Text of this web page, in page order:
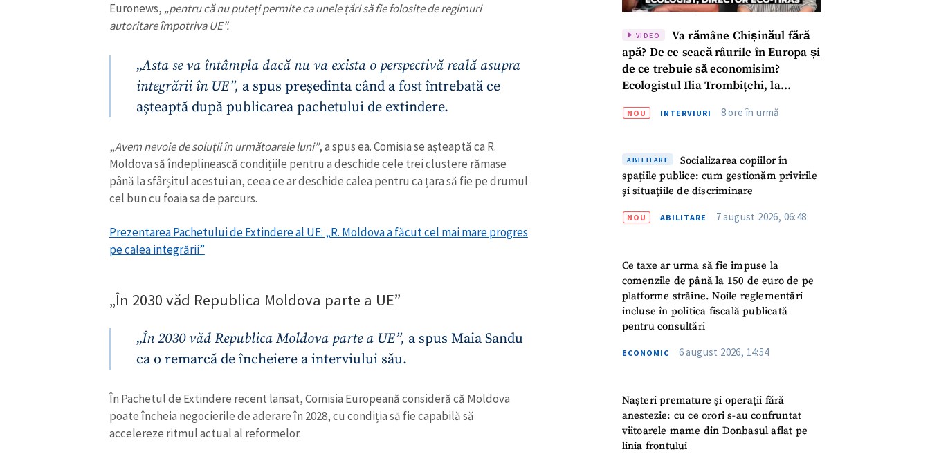
Euronews, „pentru că nu puteți permite ca unele țări să fie folosite de regimuri
autoritare împotriva UE”.
„Asta se va întâmpla dacă nu va exista o perspectivă reală asupra
integrării în UE”, a spus președinta când a fost întrebată ce
așteaptă după publicarea pachetului de extindere.
„Avem nevoie de soluții în următoarele luni”, a spus ea. Comisia se așteaptă ca R.
Moldova să îndeplinească condițiile pentru a deschide cele trei clustere rămase
până la sfârșitul acestui an, ceea ce ar deschide calea pentru ca țara să fie pe drumul
cel bun cu foaia sa de parcurs.
Prezentarea Pachetului de Extindere al UE: „R. Moldova a făcut cel mai mare progres
pe calea integrării”
„În 2030 văd Republica Moldova parte a UE”
„În 2030 văd Republica Moldova parte a UE”, a spus Maia Sandu
ca o remarcă de încheiere a interviului său.
În Pachetul de Extindere recent lansat, Comisia Europeană consideră că Moldova
poate încheia negocierile de aderare în 2028, cu condiția să fie capabilă să
accelereze ritmul actual al reformelor.
VIDEO
Va rămâne Chișinăul fără
apă? De ce seacă râurile în Europa și
de ce trebuie să economisim?
Ecologistul Ilia Trombițchi, la
NOU INTERVIURI 8 ore în urmă
ABILITARE
Socializarea copiilor în
spațiile publice: cum gestionăm privirile
și situațiile de discriminare
NOU ABILITARE 7 august 2026, 06:48
Ce taxe ar urma să fie impuse la
comenzile de până la 150 de euro de pe
platforme străine. Noile reglementări
incluse în politica fiscală publicată
pentru consultări
ECONOMIC 6 august 2026, 14:54
Nașteri premature și operații fără
anestezie: cu ce orori s-au confruntat
viitoarele mame din Donbasul aflat pe
linia frontului
Titlu știre + Adaugă titlu
Fotografie + Încarcă imagine
Link media + Link media
+ Emailul meu
+ Telefon personal